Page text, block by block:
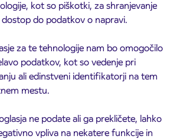
kot so piškotki, za shranjevanje
dostop do podatkov o napravi.
za te tehnologije nam bo omogočilo
podatkov, kot so vedenje pri
ali edinstveni identifikatorji na tem
mestu.
ne podate ali ga prekličete, lahko
vpliva na nekatere funkcije in
Žabnico in
kartica ARRIVA, ki
vstopu na avtobus
dnevne vozovnice
mesečnih vozovnic na
za tisteod
da je dnevna